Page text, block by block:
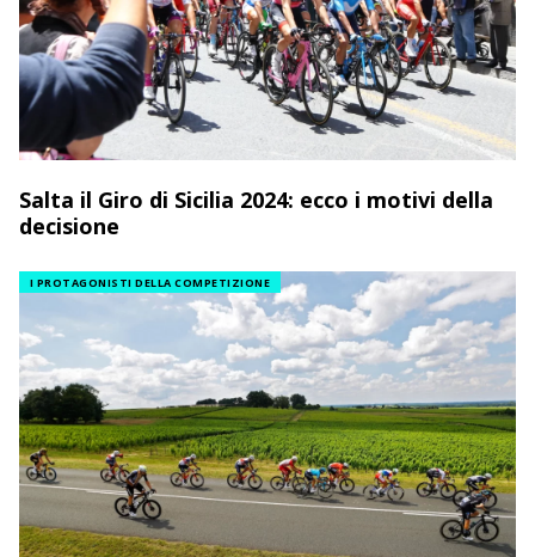
Salta il Giro di Sicilia 2024: ecco i motivi della
decisione
I PROTAGONISTI DELLA COMPETIZIONE